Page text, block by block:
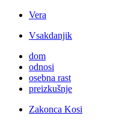
Vera
Vsakdanjik
dom
odnosi
osebna rast
preizkušnje
Zakonca Kosi